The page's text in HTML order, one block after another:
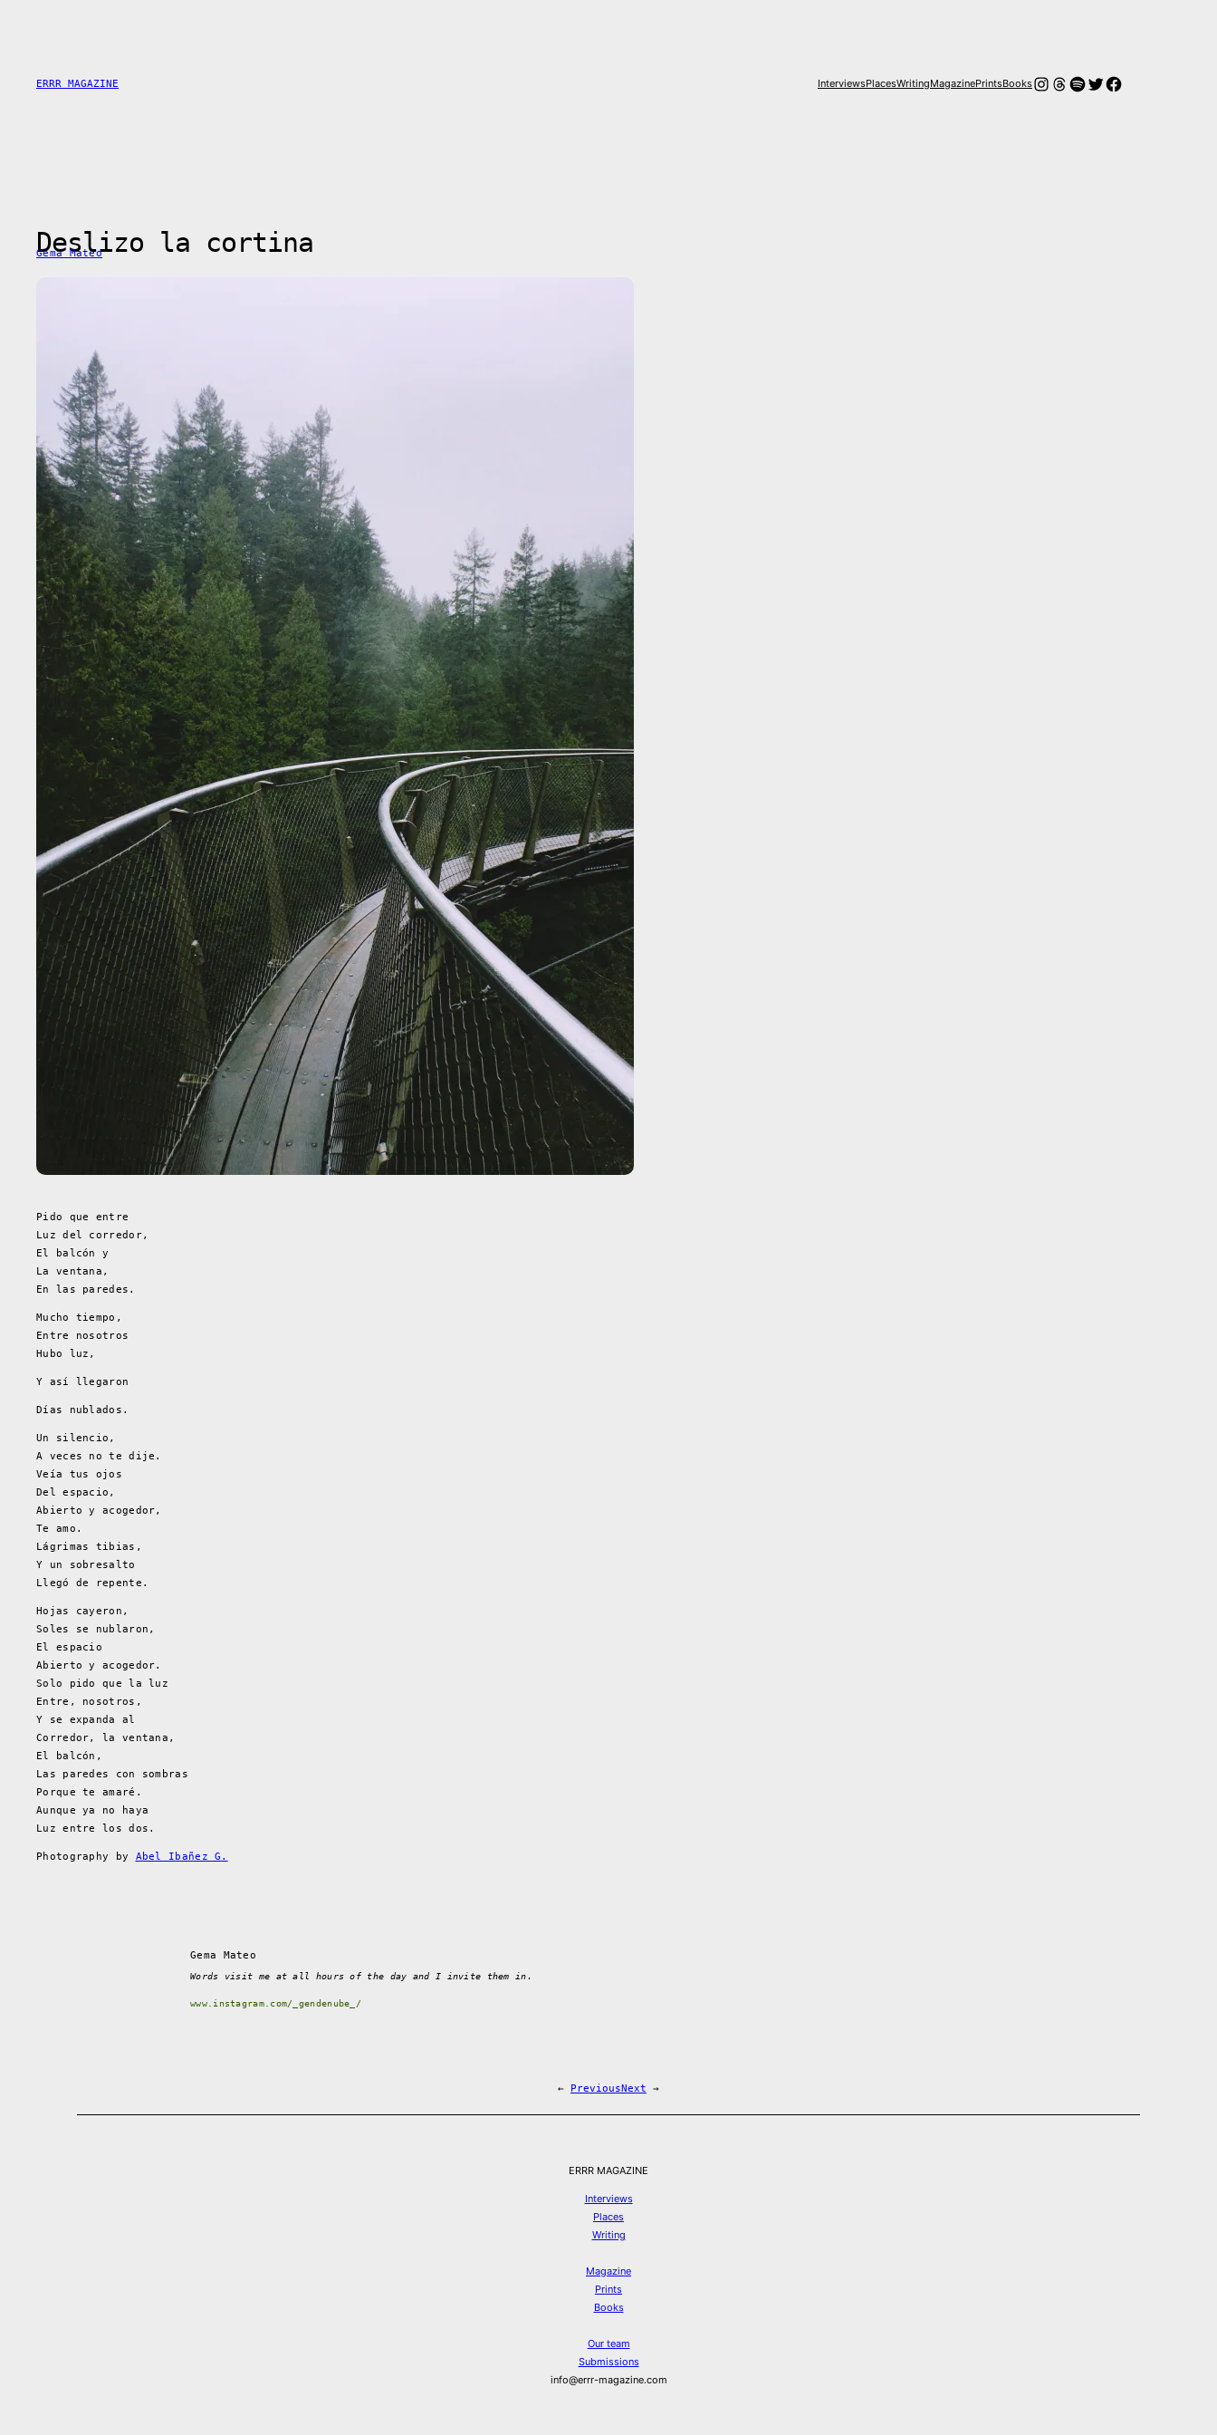
ERRR MAGAZINE InterviewsPlacesWritingMagazinePrintsBooksInstagram
Threads
Spotify
Twitter
Facebook
Deslizo la cortina
Gema Mateo
Pido que entre
Luz del corredor,
El balcón y
La ventana,
En las paredes.
Mucho tiempo,
Entre nosotros
Hubo luz,
Y así llegaron
Días nublados.
Un silencio,
A veces no te dije.
Veía tus ojos
Del espacio,
Abierto y acogedor,
Te amo.
Lágrimas tibias,
Y un sobresalto
Llegó de repente.
Hojas cayeron,
Soles se nublaron,
El espacio
Abierto y acogedor.
Solo pido que la luz
Entre, nosotros,
Y se expanda al
Corredor, la ventana,
El balcón,
Las paredes con sombras
Porque te amaré.
Aunque ya no haya
Luz entre los dos.
Photography by Abel Ibañez G.
Gema Mateo
Words visit me at all hours of the day and I invite them in.
www.instagram.com/_gendenube_/
← PreviousNext →
ERRR MAGAZINE
Interviews
Places
Writing
Magazine
Prints
Books
Our team
Submissions
info@errr-magazine.com